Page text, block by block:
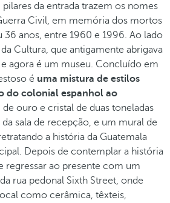
da entrada trazem os nomes
Civil, em memória dos mortos
anos, entre 1960 e 1996. Ao lado
Cultura, que antigamente abrigava
agora é um museu. Concluído em
é uma mistura de estilos
do colonial espanhol ao
ouro e cristal de duas toneladas
sala de recepção, e um mural de
a história da Guatemala
Depois de contemplar a história
regressar ao presente com um
rua pedonal Sixth Street, onde
como cerâmica, têxteis,